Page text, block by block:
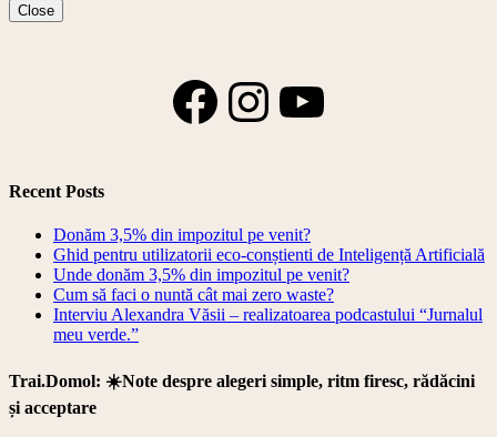
Share
Close
Facebook
Instagram
YouTube
Recent Posts
Donăm 3,5% din impozitul pe venit?
Ghid pentru utilizatorii eco-conștienti de Inteligență Artificială
Unde donăm 3,5% din impozitul pe venit?
Cum să faci o nuntă cât mai zero waste?
Interviu Alexandra Văsii – realizatoarea podcastului “Jurnalul
meu verde.”
Trai.Domol: ☀️Note despre alegeri simple, ritm firesc, rădăcini
și acceptare